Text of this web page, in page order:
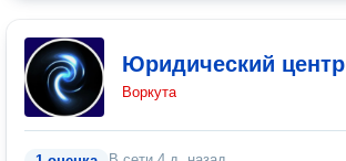
Юридический центр
Воркута